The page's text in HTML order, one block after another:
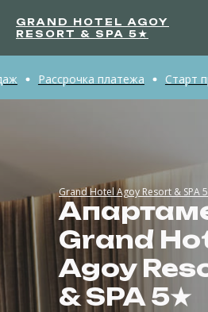
GRAND HOTEL AGOY
RESORT & SPA 5★
Рассрочка платежа Старт
Grand Hotel Agoy Resort & SPA
Grand
Agoy
& SPA 5★